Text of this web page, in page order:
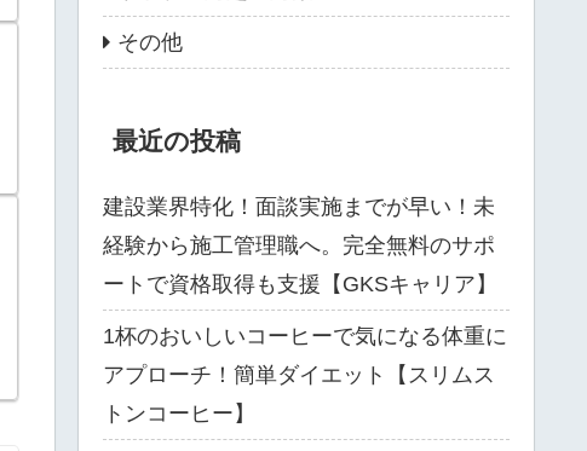
その他
最近の投稿
建設業界特化！面談実施までが早い！未
経験から施工管理職へ。完全無料のサポ
ートで資格取得も支援【GKSキャリア】
1杯のおいしいコーヒーで気になる体重に
アプローチ！簡単ダイエット【スリムス
トンコーヒー】